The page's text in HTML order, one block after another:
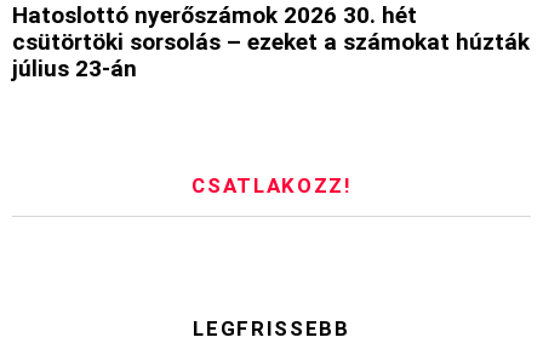
Hatoslottó nyerőszámok 2026 30. hét
csütörtöki sorsolás – ezeket a számokat húzták
július 23-án
CSATLAKOZZ!
LEGFRISSEBB